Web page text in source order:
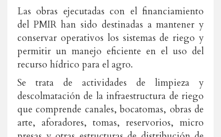
Las obras ejecutadas con el financiamiento
del PMIR han sido destinadas a mantener y
conservar operativos los sistemas de riego y
permitir un manejo eficiente en el uso del
recurso hídrico para el agro.
Se trata de actividades de limpieza y
descolmatación de la infraestructura de riego
que comprende canales, bocatomas, obras de
arte, aforadores, tomas, reservorios, micro